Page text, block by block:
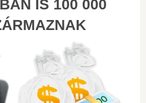
IS 100 000